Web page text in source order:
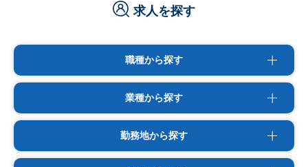
求人を探す
職種から探す
業種から探す
勤務地から探す